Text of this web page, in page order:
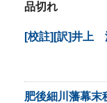
品切れ
[校註][訳]井上
肥後細川藩幕末